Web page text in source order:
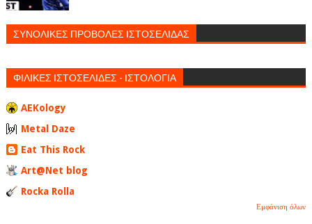
ΣΥΝΟΛΙΚΕΣ ΠΡΟΒΟΛΕΣ ΙΣΤΟΣΕΛΙΔΑΣ
ΦΙΛΙΚΕΣ ΙΣΤΟΣΕΛΙΔΕΣ - ΙΣΤΟΛΟΓΙΑ
AEKology
Metal Daze
Eat This Rock
Art@Net blog
Rocka Rolla
Εμφάνιση όλων